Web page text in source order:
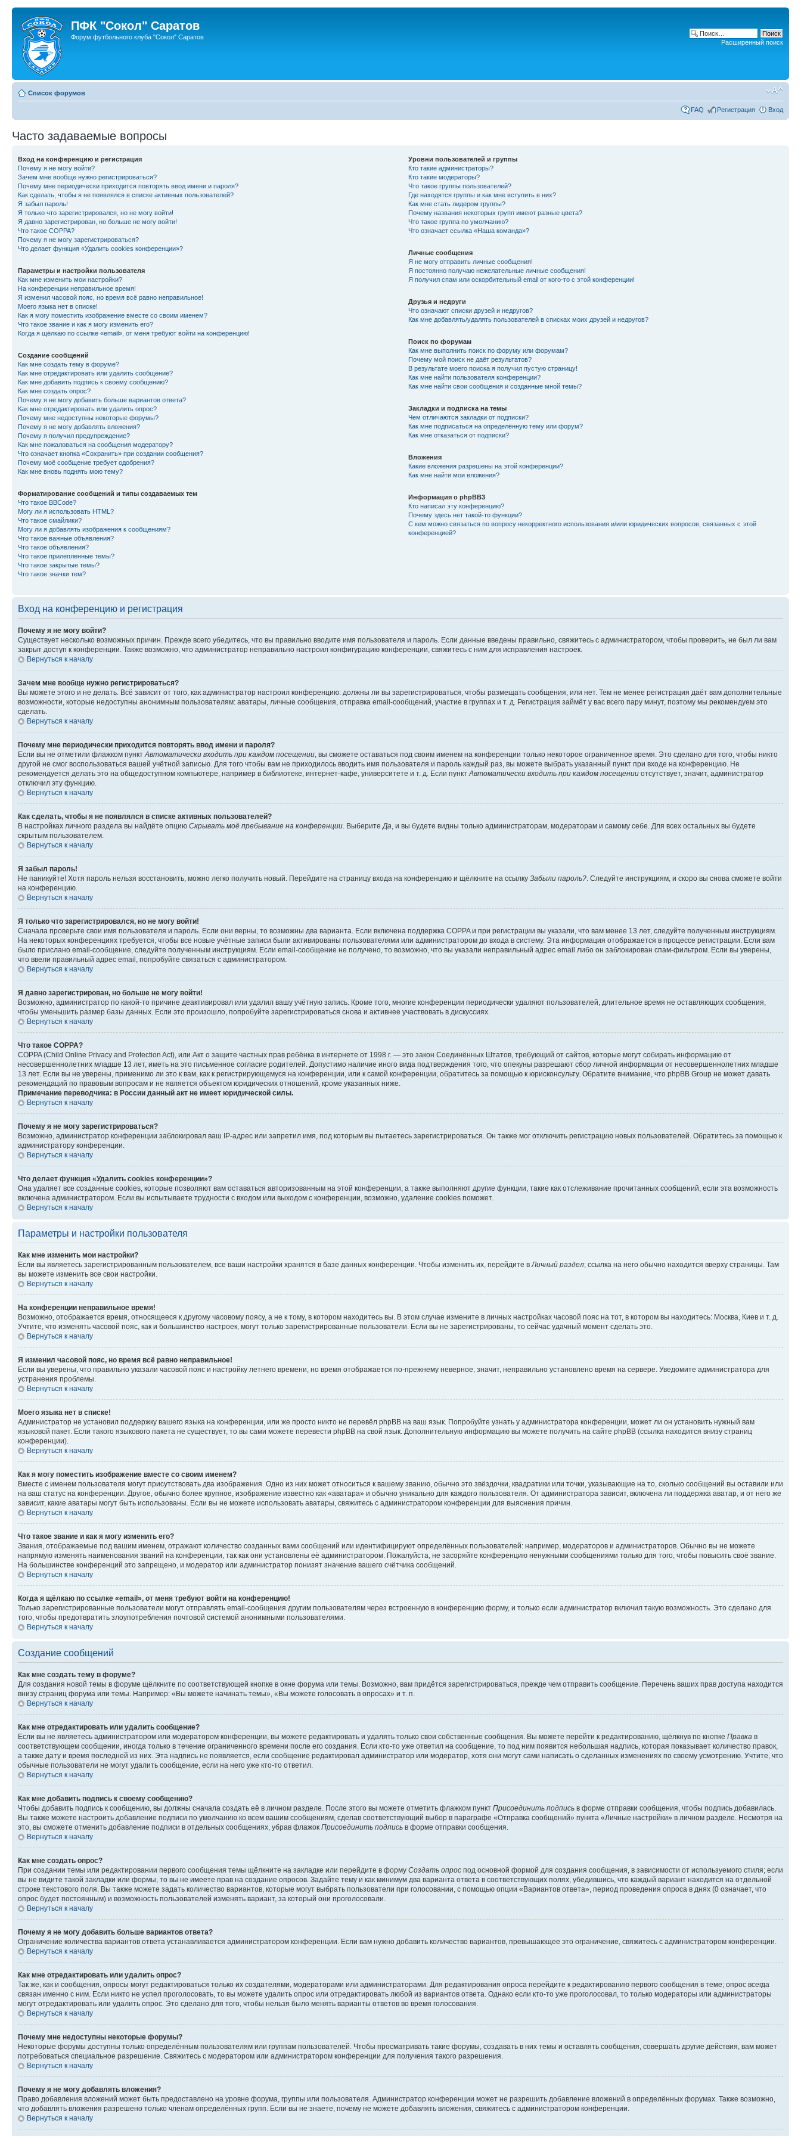
ПФК "Сокол" Саратов
Форум футбольного клуба "Сокол" Саратов
Расширенный поиск
Список форумов
FAQ Регистрация Вход
Часто задаваемые вопросы
Вход на конференцию и регистрация
Почему я не могу войти?
Зачем мне вообще нужно регистрироваться?
Почему мне периодически приходится повторять ввод имени и пароля?
Как сделать, чтобы я не появлялся в списке активных пользователей?
Я забыл пароль!
Я только что зарегистрировался, но не могу войти!
Я давно зарегистрирован, но больше не могу войти!
Что такое COPPA?
Почему я не могу зарегистрироваться?
Что делает функция «Удалить cookies конференции»?
Параметры и настройки пользователя
Как мне изменить мои настройки?
На конференции неправильное время!
Я изменил часовой пояс, но время всё равно неправильное!
Моего языка нет в списке!
Как я могу поместить изображение вместе со своим именем?
Что такое звание и как я могу изменить его?
Когда я щёлкаю по ссылке «email», от меня требуют войти на конференцию!
Создание сообщений
Как мне создать тему в форуме?
Как мне отредактировать или удалить сообщение?
Как мне добавить подпись к своему сообщению?
Как мне создать опрос?
Почему я не могу добавить больше вариантов ответа?
Как мне отредактировать или удалить опрос?
Почему мне недоступны некоторые форумы?
Почему я не могу добавлять вложения?
Почему я получил предупреждение?
Как мне пожаловаться на сообщения модератору?
Что означает кнопка «Сохранить» при создании сообщения?
Почему моё сообщение требует одобрения?
Как мне вновь поднять мою тему?
Форматирование сообщений и типы создаваемых тем
Что такое BBCode?
Могу ли я использовать HTML?
Что такое смайлики?
Могу ли я добавлять изображения к сообщениям?
Что такое важные объявления?
Что такое объявления?
Что такое прилепленные темы?
Что такое закрытые темы?
Что такое значки тем?
Уровни пользователей и группы
Кто такие администраторы?
Кто такие модераторы?
Что такое группы пользователей?
Где находятся группы и как мне вступить в них?
Как мне стать лидером группы?
Почему названия некоторых групп имеют разные цвета?
Что такое группа по умолчанию?
Что означает ссылка «Наша команда»?
Личные сообщения
Я не могу отправить личные сообщения!
Я постоянно получаю нежелательные личные сообщения!
Я получил спам или оскорбительный email от кого-то с этой конференции!
Друзья и недруги
Что означают списки друзей и недругов?
Как мне добавлять/удалять пользователей в списках моих друзей и недругов?
Поиск по форумам
Как мне выполнить поиск по форуму или форумам?
Почему мой поиск не даёт результатов?
В результате моего поиска я получил пустую страницу!
Как мне найти пользователя конференции?
Как мне найти свои сообщения и созданные мной темы?
Закладки и подписка на темы
Чем отличаются закладки от подписки?
Как мне подписаться на определённую тему или форум?
Как мне отказаться от подписки?
Вложения
Какие вложения разрешены на этой конференции?
Как мне найти мои вложения?
Информация о phpBB3
Кто написал эту конференцию?
Почему здесь нет такой-то функции?
С кем можно связаться по вопросу некорректного использования и/или юридических вопросов, связанных с этой
конференцией?
Вход на конференцию и регистрация
Почему я не могу войти?
Существует несколько возможных причин. Прежде всего убедитесь, что вы правильно вводите имя пользователя и пароль. Если данные введены правильно, свяжитесь с администратором, чтобы проверить, не был ли вам
закрыт доступ к конференции. Также возможно, что администратор неправильно настроил конфигурацию конференции, свяжитесь с ним для исправления настроек.
Вернуться к началу
Зачем мне вообще нужно регистрироваться?
Вы можете этого и не делать. Всё зависит от того, как администратор настроил конференцию: должны ли вы зарегистрироваться, чтобы размещать сообщения, или нет. Тем не менее регистрация даёт вам дополнительные
возможности, которые недоступны анонимным пользователям: аватары, личные сообщения, отправка email-сообщений, участие в группах и т. д. Регистрация займёт у вас всего пару минут, поэтому мы рекомендуем это
сделать.
Вернуться к началу
Почему мне периодически приходится повторять ввод имени и пароля?
Если вы не отметили флажком пунктАвтоматически входить при каждом посещении, вы сможете оставаться под своим именем на конференции только некоторое ограниченное время. Это сделано для того, чтобы никто
другой не смог воспользоваться вашей учётной записью. Для того чтобы вам не приходилось вводить имя пользователя и пароль каждый раз, вы можете выбрать указанный пункт при входе на конференцию. Не
рекомендуется делать это на общедоступном компьютере, например в библиотеке, интернет-кафе, университете и т. д. Если пунктАвтоматически входить при каждом посещении отсутствует, значит, администратор
отключил эту функцию.
Вернуться к началу
Как сделать, чтобы я не появлялся в списке активных пользователей?
В настройках личного раздела вы найдёте опцию Скрывать моё пребывание на конференции. ВыберитеДа, и вы будете видны только администраторам, модераторам и самому себе. Для всех остальных вы будете
скрытым пользователем.
Вернуться к началу
Я забыл пароль!
Не паникуйте! Хотя пароль нельзя восстановить, можно легко получить новый. Перейдите на страницу входа на конференцию и щёлкните на ссылку Забыли пароль?. Следуйте инструкциям, и скоро вы снова сможете войти
на конференцию.
Вернуться к началу
Я только что зарегистрировался, но не могу войти!
Сначала проверьте свои имя пользователя и пароль. Если они верны, то возможны два варианта. Если включена поддержка COPPA и при регистрации вы указали, что вам менее 13 лет, следуйте полученным инструкциям.
На некоторых конференциях требуется, чтобы все новые учётные записи были активированы пользователями или администратором до входа в систему. Эта информация отображается в процессе регистрации. Если вам
было прислано email-сообщение, следуйте полученным инструкциям. Если email-сообщение не получено, то возможно, что вы указали неправильный адрес email либо он заблокирован спам-фильтром. Если вы уверены,
что ввели правильный адрес email, попробуйте связаться с администратором.
Вернуться к началу
Я давно зарегистрирован, но больше не могу войти!
Возможно, администратор по какой-то причине деактивировал или удалил вашу учётную запись. Кроме того, многие конференции периодически удаляют пользователей, длительное время не оставляющих сообщения,
чтобы уменьшить размер базы данных. Если это произошло, попробуйте зарегистрироваться снова и активнее участвовать в дискуссиях.
Вернуться к началу
Что такое COPPA?
COPPA (Child Online Privacy and Protection Act), или Акт о защите частных прав ребёнка в интернете от 1998 г. — это закон Соединённых Штатов, требующий от сайтов, которые могут собирать информацию от
несовершеннолетних младше 13 лет, иметь на это письменное согласие родителей. Допустимо наличие иного вида подтверждения того, что опекуны разрешают сбор личной информации от несовершеннолетних младше
13 лет. Если вы не уверены, применимо ли это к вам, как к регистрирующемуся на конференции, или к самой конференции, обратитесь за помощью к юрисконсульту. Обратите внимание, что phpBB Group не может давать
рекомендаций по правовым вопросам и не является объектом юридических отношений, кроме указанных ниже.
Примечание переводчика: в России данный акт не имеет юридической силы.
Вернуться к началу
Почему я не могу зарегистрироваться?
Возможно, администратор конференции заблокировал ваш IP-адрес или запретил имя, под которым вы пытаетесь зарегистрироваться. Он также мог отключить регистрацию новых пользователей. Обратитесь за помощью к
администратору конференции.
Вернуться к началу
Что делает функция «Удалить cookies конференции»?
Она удаляет все созданные cookies, которые позволяют вам оставаться авторизованным на этой конференции, а также выполняют другие функции, такие как отслеживание прочитанных сообщений, если эта возможность
включена администратором. Если вы испытываете трудности с входом или выходом с конференции, возможно, удаление cookies поможет.
Вернуться к началу
Параметры и настройки пользователя
Как мне изменить мои настройки?
Если вы являетесь зарегистрированным пользователем, все ваши настройки хранятся в базе данных конференции. Чтобы изменить их, перейдите вЛичный раздел; ссылка на него обычно находится вверху страницы. Там
вы можете изменить все свои настройки.
Вернуться к началу
На конференции неправильное время!
Возможно, отображается время, относящееся к другому часовому поясу, а не к тому, в котором находитесь вы. В этом случае измените в личных настройках часовой пояс на тот, в котором вы находитесь: Москва, Киев и т. д.
Учтите, что изменять часовой пояс, как и большинство настроек, могут только зарегистрированные пользователи. Если вы не зарегистрированы, то сейчас удачный момент сделать это.
Вернуться к началу
Я изменил часовой пояс, но время всё равно неправильное!
Если вы уверены, что правильно указали часовой пояс и настройку летнего времени, но время отображается по-прежнему неверное, значит, неправильно установлено время на сервере. Уведомите администратора для
устранения проблемы.
Вернуться к началу
Моего языка нет в списке!
Администратор не установил поддержку вашего языка на конференции, или же просто никто не перевёл phpBB на ваш язык. Попробуйте узнать у администратора конференции, может ли он установить нужный вам
языковой пакет. Если такого языкового пакета не существует, то вы сами можете перевести phpBB на свой язык. Дополнительную информацию вы можете получить на сайте phpBB (ссылка находится внизу страниц
конференции).
Вернуться к началу
Как я могу поместить изображение вместе со своим именем?
Вместе с именем пользователя могут присутствовать два изображения. Одно из них может относиться к вашему званию, обычно это звёздочки, квадратики или точки, указывающие на то, сколько сообщений вы оставили или
на ваш статус на конференции. Другое, обычно более крупное, изображение известно как «аватара» и обычно уникально для каждого пользователя. От администратора зависит, включена ли поддержка аватар, и от него же
зависит, какие аватары могут быть использованы. Если вы не можете использовать аватары, свяжитесь с администратором конференции для выяснения причин.
Вернуться к началу
Что такое звание и как я могу изменить его?
Звания, отображаемые под вашим именем, отражают количество созданных вами сообщений или идентифицируют определённых пользователей: например, модераторов и администраторов. Обычно вы не можете
напрямую изменять наименования званий на конференции, так как они установлены её администратором. Пожалуйста, не засоряйте конференцию ненужными сообщениями только для того, чтобы повысить своё звание.
На большинстве конференций это запрещено, и модератор или администратор понизят значение вашего счётчика сообщений.
Вернуться к началу
Когда я щёлкаю по ссылке «email», от меня требуют войти на конференцию!
Только зарегистрированные пользователи могут отправлять email-сообщения другим пользователям через встроенную в конференцию форму, и только если администратор включил такую возможность. Это сделано для
того, чтобы предотвратить злоупотребления почтовой системой анонимными пользователями.
Вернуться к началу
Создание сообщений
Как мне создать тему в форуме?
Для создания новой темы в форуме щёлкните по соответствующей кнопке в окне форума или темы. Возможно, вам придётся зарегистрироваться, прежде чем отправить сообщение. Перечень ваших прав доступа находится
внизу страниц форума или темы. Например: «Вы можете начинать темы», «Вы можете голосовать в опросах» и т. п.
Вернуться к началу
Как мне отредактировать или удалить сообщение?
Если вы не являетесь администратором или модератором конференции, вы можете редактировать и удалять только свои собственные сообщения. Вы можете перейти к редактированию, щёлкнув по кнопке Правка в
соответствующем сообщении, иногда только в течение ограниченного времени после его создания. Если кто-то уже ответил на сообщение, то под ним появится небольшая надпись, которая показывает количество правок,
а также дату и время последней из них. Эта надпись не появляется, если сообщение редактировал администратор или модератор, хотя они могут сами написать о сделанных изменениях по своему усмотрению. Учтите, что
обычные пользователи не могут удалить сообщение, если на него уже кто-то ответил.
Вернуться к началу
Как мне добавить подпись к своему сообщению?
Чтобы добавить подпись к сообщению, вы должны сначала создать её в личном разделе. После этого вы можете отметить флажком пункт Присоединить подпись в форме отправки сообщения, чтобы подпись добавилась.
Вы также можете настроить добавление подписи по умолчанию ко всем вашим сообщениям, сделав соответствующий выбор в параграфе «Отправка сообщений» пункта «Личные настройки» в личном разделе. Несмотря на
это, вы сможете отменить добавление подписи в отдельных сообщениях, убрав флажок Присоединить подпись в форме отправки сообщения.
Вернуться к началу
Как мне создать опрос?
При создании темы или редактировании первого сообщения темы щёлкните на закладке или перейдите в форму Создать опрос под основной формой для создания сообщения, в зависимости от используемого стиля; если
вы не видите такой закладки или формы, то вы не имеете прав на создание опросов. Задайте тему и как минимум два варианта ответа в соответствующих полях, убедившись, что каждый вариант находится на отдельной
строке текстового поля. Вы также можете задать количество вариантов, которые могут выбрать пользователи при голосовании, с помощью опции «Вариантов ответа», период проведения опроса в днях (0 означает, что
опрос будет постоянным) и возможность пользователей изменять вариант, за который они проголосовали.
Вернуться к началу
Почему я не могу добавить больше вариантов ответа?
Ограничение количества вариантов ответа устанавливается администратором конференции. Если вам нужно добавить количество вариантов, превышающее это ограничение, свяжитесь с администратором конференции.
Вернуться к началу
Как мне отредактировать или удалить опрос?
Так же, как и сообщения, опросы могут редактироваться только их создателями, модераторами или администраторами. Для редактирования опроса перейдите к редактированию первого сообщения в теме; опрос всегда
связан именно с ним. Если никто не успел проголосовать, то вы можете удалить опрос или отредактировать любой из вариантов ответа. Однако если кто-то уже проголосовал, то только модераторы или администраторы
могут отредактировать или удалить опрос. Это сделано для того, чтобы нельзя было менять варианты ответов во время голосования.
Вернуться к началу
Почему мне недоступны некоторые форумы?
Некоторые форумы доступны только определённым пользователям или группам пользователей. Чтобы просматривать такие форумы, создавать в них темы и оставлять сообщения, совершать другие действия, вам может
потребоваться специальное разрешение. Свяжитесь с модератором или администратором конференции для получения такого разрешения.
Вернуться к началу
Почему я не могу добавлять вложения?
Право добавления вложений может быть предоставлено на уровне форума, группы или пользователя. Администратор конференции может не разрешить добавление вложений в определённых форумах. Также возможно,
что добавлять вложения разрешено только членам определённых групп. Если вы не знаете, почему не можете добавлять вложения, свяжитесь с администратором конференции.
Вернуться к началу